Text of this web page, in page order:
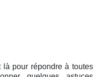
là pour répondre à toutes